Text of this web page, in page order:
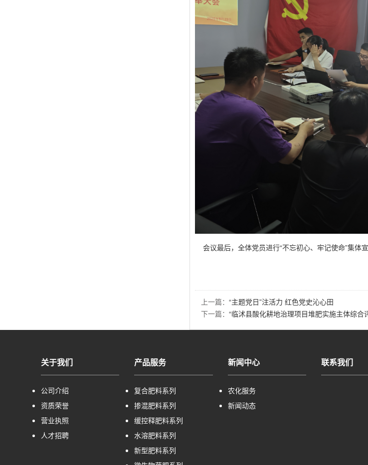
会议最后，全体党员进行“不忘初心、牢记使命”集体宣
上一篇： “主题党日”注活力 红色党史沁心田
下一篇： “临沭县酸化耕地治理项目堆肥实施主体综合
关于我们
公司介绍
资质荣誉
营业执照
人才招聘
产品服务
复合肥料系列
掺混肥料系列
缓控释肥料系列
水溶肥料系列
新型肥料系列
新闻中心
农化服务
新闻动态
联系我们